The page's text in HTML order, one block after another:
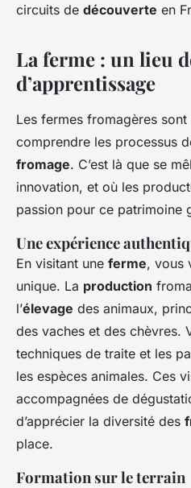
circuits de découverte en
La ferme : un lieu
d’apprentissage
Les fermes fromagères
comprendre les processus
fromage. C’est là que se
innovation, et où les
passion pour ce patrimoine
Une expérience
En visitant une ferme, vous
unique. La production
l’élevage des animaux,
des vaches et des chèvres.
techniques de traite et les
les espèces animales. Ces
accompagnées de
d’apprécier la diversité des
place.
Formation sur le terrain